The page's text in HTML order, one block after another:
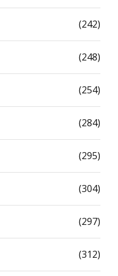
(242)
(248)
(254)
(284)
(295)
(304)
(297)
(312)